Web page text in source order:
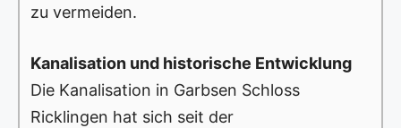
zu vermeiden.
Kanalisation und historische Entwicklung
Die Kanalisation in Garbsen Schloss
Ricklingen hat sich seit der